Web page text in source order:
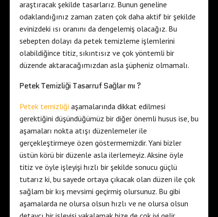
araştıracak şekilde tasarlarız. Bunun geneline
odaklandığınız zaman zaten çok daha aktif bir şekilde
evinizdeki ısı oranını da dengelemiş olacağız. Bu
sebepten dolayı da petek temizleme işlemlerini
olabildiğince titiz, sıkıntısız ve çok yöntemli bir
düzende aktaracağımızdan asla şüpheniz olmamalı.
Petek Temizliği Tasarruf Sağlar mı ?
Petek temizliği aşamalarında dikkat edilmesi
gerektiğini düşündüğümüz bir diğer önemli husus ise, bu
aşamaları nokta atışı düzenlemeler ile
gerçekleştirmeye özen göstermemizdir. Yani bizler
üstün körü bir düzenle asla ilerlemeyiz. Aksine öyle
titiz ve öyle işleyişi hızlı bir şekilde sonucu güçlü
tutarız ki, bu sayede ortaya çıkacak olan düzen ile çok
sağlam bir kış mevsimi geçirmiş olursunuz. Bu gibi
aşamalarda ne olursa olsun hızlı ve ne olursa olsun